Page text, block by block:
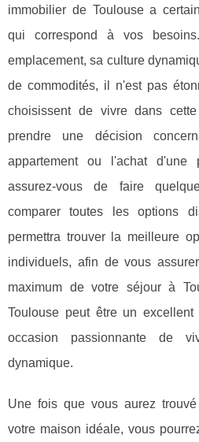
immobilier de Toulouse a
qui correspond à vos
emplacement, sa culture
de commodités, il n'est pas
choisissent de vivre dans
prendre une décision
appartement ou l'achat d'une
assurez-vous de faire
comparer toutes les options
permettra trouver la meilleure
individuels, afin de vous
maximum de votre séjour à
Toulouse peut être un
occasion passionnante de
dynamique.
Une fois que vous aurez
votre maison idéale, vous